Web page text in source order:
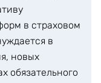
в страховом
в
новых
обязательного